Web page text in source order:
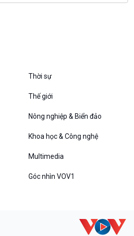
Thời sự
Thế giới
Nông nghiệp & Biển đảo
Khoa học & Công nghệ
Multimedia
Góc nhìn VOV1